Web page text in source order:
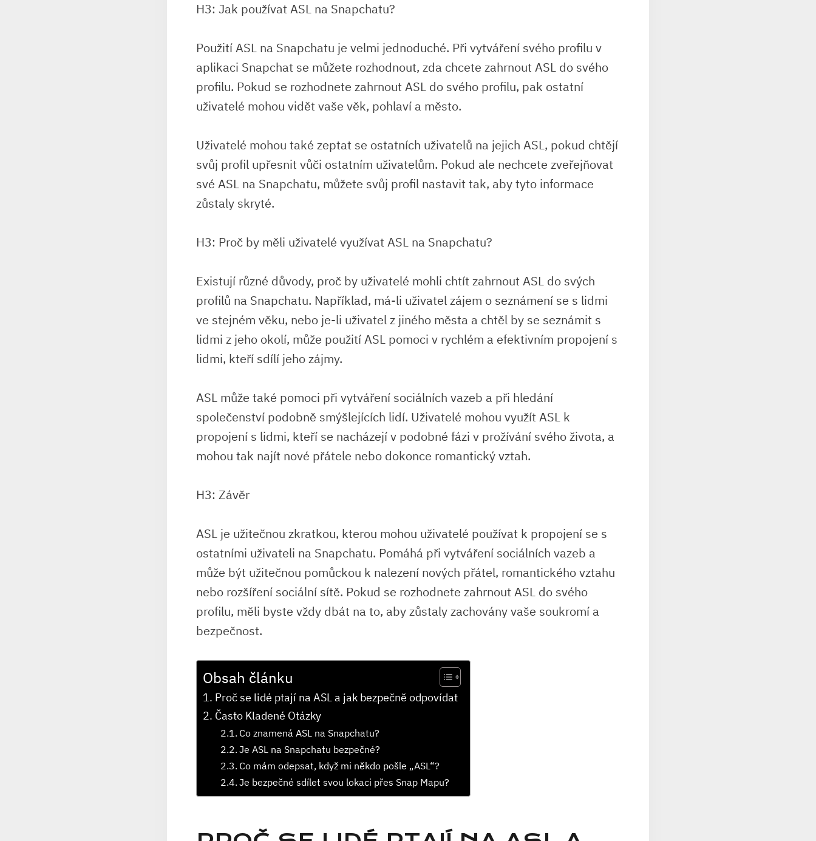
H3: Jak používat ASL na Snapchatu?
Použití ASL na Snapchatu je velmi jednoduché. Při vytváření svého profilu v
aplikaci Snapchat se můžete rozhodnout, zda chcete zahrnout ASL do svého
profilu. Pokud se rozhodnete zahrnout ASL do svého profilu, pak ostatní
uživatelé mohou vidět vaše věk, pohlaví a město.
Uživatelé mohou také zeptat se ostatních uživatelů na jejich ASL, pokud chtějí
svůj profil upřesnit vůči ostatním uživatelům. Pokud ale nechcete zveřejňovat
své ASL na Snapchatu, můžete svůj profil nastavit tak, aby tyto informace
zůstaly skryté.
H3: Proč by měli uživatelé využívat ASL na Snapchatu?
Existují různé důvody, proč by uživatelé mohli chtít zahrnout ASL do svých
profilů na Snapchatu. Například, má-li uživatel zájem o seznámení se s lidmi
ve stejném věku, nebo je-li uživatel z jiného města a chtěl by se seznámit s
lidmi z jeho okolí, může použití ASL pomoci v rychlém a efektivním propojení s
lidmi, kteří sdílí jeho zájmy.
ASL může také pomoci při vytváření sociálních vazeb a při hledání
společenství podobně smýšlejících lidí. Uživatelé mohou využít ASL k
propojení s lidmi, kteří se nacházejí v podobné fázi v prožívání svého života, a
mohou tak najít nové přátele nebo dokonce romantický vztah.
H3: Závěr
ASL je užitečnou zkratkou, kterou mohou uživatelé používat k propojení se s
ostatními uživateli na Snapchatu. Pomáhá při vytváření sociálních vazeb a
může být užitečnou pomůckou k nalezení nových přátel, romantického vztahu
nebo rozšíření sociální sítě. Pokud se rozhodnete zahrnout ASL do svého
profilu, měli byste vždy dbát na to, aby zůstaly zachovány vaše soukromí a
bezpečnost.
Obsah článku
Proč se lidé ptají na ASL a jak bezpečně odpovídat
Často Kladené Otázky
Co znamená ASL na Snapchatu?
Je ASL na Snapchatu bezpečné?
Co mám odepsat, když mi někdo pošle „ASL“?
Je bezpečné sdílet svou lokaci přes Snap Mapu?